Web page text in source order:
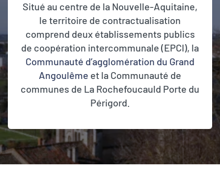
Situé au centre de la Nouvelle-Aquitaine,
le territoire de contractualisation
comprend deux établissements publics
de coopération intercommunale (EPCI), la
Communauté d’agglomération du Grand
Angoulême et la Communauté de
communes de La Rochefoucauld Porte du
Périgord.